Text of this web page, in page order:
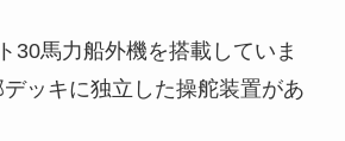
30馬力船外機を搭載していま
ッキに独立した操舵装置があ